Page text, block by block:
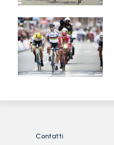
Contatti